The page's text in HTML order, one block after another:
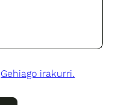
Gehiago irakurri.